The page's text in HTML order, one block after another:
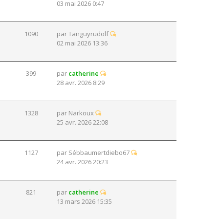
03 mai 2026 0:47
1090 parTanguyrudolf
02 mai 2026 13:36
399 par catherine
28 avr. 2026 8:29
1328 par Narkoux
25 avr. 2026 22:08
1127 par Sébbaumertdiebo67
24 avr. 2026 20:23
821 par catherine
13 mars 2026 15:35